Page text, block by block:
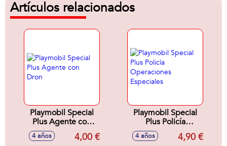
Artículos relacionados
Playmobil Special
Plus Agente con
Dron
4 años 4,00 €
Playmobil Special
Plus Policía
Operaciones
Especiales
4 años 4,90 €